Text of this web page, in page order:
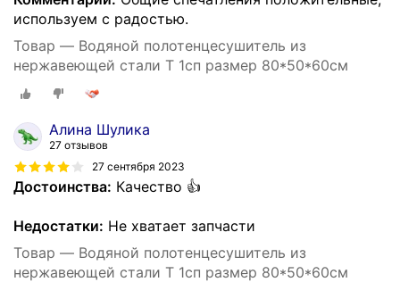
используем с радостью.
Товар — Водяной полотенцесушитель из
нержавеющей стали T 1сп размер 80*50*60см
Алина Шулика
27 отзывов
27 сентября 2023
Достоинства: Качество 👍
Недостатки: Не хватает запчасти
Товар — Водяной полотенцесушитель из
нержавеющей стали T 1сп размер 80*50*60см